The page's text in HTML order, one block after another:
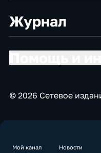
Мой канал Новости
Журнал
© 2026 Сетевое